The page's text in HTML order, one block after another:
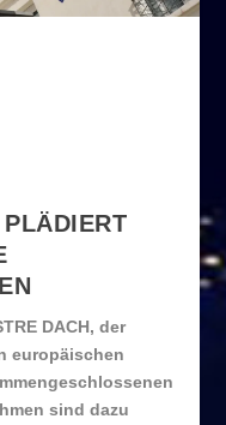
DACH, der
europäischen
sind dazu